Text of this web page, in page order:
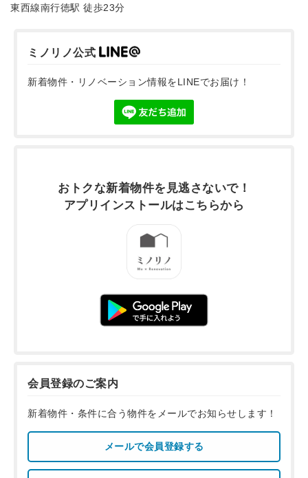
東西線南行徳駅 徒歩23分
ミノリノ公式
新着物件・リノベーション情報をLINEでお届け！
おトクな新着物件を 見逃さないで！
アプリインストールはこちらから
会員登録のご案内
新着物件・条件に合う物件をメールでお知らせします！
メールで会員登録する